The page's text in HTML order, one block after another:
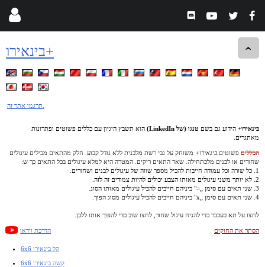
בינאירו+
בינאירו+ הידוע גם בשם טנגו (של LinkedIn)
הוא תשבץ היגיון עם כללים פשוטים ופתרונות
מאתגרים.
הכללים פשוטים. בינאירו+ משוחק על גבי רשת מלבנית ללא גודל קבוע. חלק מהתאים מכילים עיגולים
שחורים או לבנים מלכתחילה. שאר התאים ריקים. המטרה היא למלא עיגולים בכל התאים כך ש:
1. כל שורה וכל עמודה חייבות להכיל מספר שווה של עיגולים לבנים ושחורים.
2. לא יותר משני עיגולים מאותו הצבע יכולים להיות צמודים זה לזה.
3. שני תאים עם סימן „=" ביניהם חייבים להכיל עיגולים מאותו הסוג.
4. שני תאים עם סימן „x" ביניהם חייבים להכיל עיגולים מסוג הפוך.
לחצו על תא בעכבר כדי להניח עיגול שחור, לחצו שוב כדי להפוך אותו ללבן.
הדרכת וידאו הסתר את החוקים
6x6 קל בינאירו
6x6 קשה בינאירו